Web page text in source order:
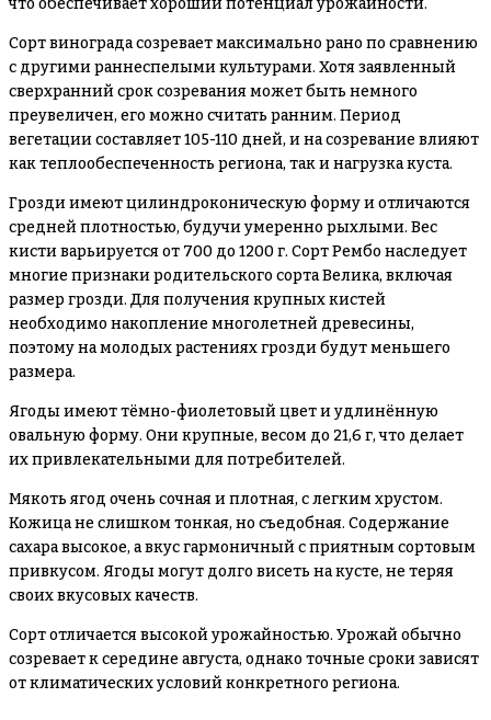
что обеспечивает хороший потенциал урожайности.
Сорт винограда созревает максимально рано по сравнению
с другими раннеспелыми культурами. Хотя заявленный
сверхранний срок созревания может быть немного
преувеличен, его можно считать ранним. Период
вегетации составляет 105-110 дней, и на созревание влияют
как теплообеспеченность региона, так и нагрузка куста.
Грозди имеют цилиндроконическую форму и отличаются
средней плотностью, будучи умеренно рыхлыми. Вес
кисти варьируется от 700 до 1200 г. Сорт Рембо наследует
многие признаки родительского сорта Велика, включая
размер грозди. Для получения крупных кистей
необходимо накопление многолетней древесины,
поэтому на молодых растениях грозди будут меньшего
размера.
Ягоды имеют тёмно-фиолетовый цвет и удлинённую
овальную форму. Они крупные, весом до 21,6 г, что делает
их привлекательными для потребителей.
Мякоть ягод очень сочная и плотная, с легким хрустом.
Кожица не слишком тонкая, но съедобная. Содержание
сахара высокое, а вкус гармоничный с приятным сортовым
привкусом. Ягоды могут долго висеть на кусте, не теряя
своих вкусовых качеств.
Сорт отличается высокой урожайностью. Урожай обычно
созревает к середине августа, однако точные сроки зависят
от климатических условий конкретного региона.